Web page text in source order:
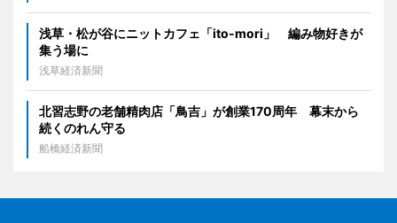
浅草・松が谷にニットカフェ「ito-mori」 編み物好きが
集う場に
浅草経済新聞
北習志野の老舗精肉店「鳥吉」が創業170周年 幕末から
続くのれん守る
船橋経済新聞